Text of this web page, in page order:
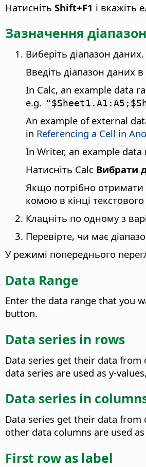
Натисніть Shift+F1 і вкажіть
Зазначення
Виберіть діапазон
Введіть діапазон даних
In Calc, an example data
e.g.
An example of external
in Referencing a Cell in
In Writer, an example data
Натисніть Calc Вибрати
Якщо потрібно отримати
комою в кінці
Клацніть по одному з
Перевірте, чи має
У режимі попереднього
Data Range
Enter the data range that you
button.
Data series in rows
Data series get their data
data series are used as y-
Data series in
Data series get their data from
other data columns are used
First row as label